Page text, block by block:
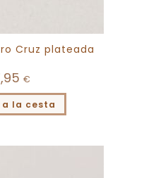
Cruz plateada
€
a la cesta